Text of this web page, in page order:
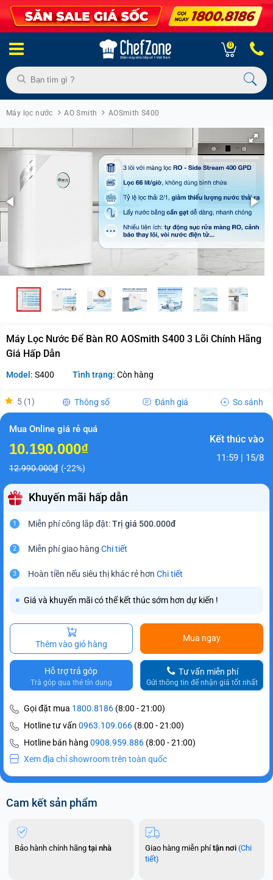
0
Máy lọc nước AO Smith AOSmith S400
Máy Lọc Nước Để Bàn RO AOSmith S400 3 Lõi Chính Hãng
Giá Hấp Dẫn
Model: S400 Tình trạng: Còn hàng
5 (1) Thông số Đánh giá So sánh
Mua Online giá rẻ quá
10.190.000₫
12.990.000₫ (-22%)
Kết thúc vào
11:59 | 15/8
Khuyến mãi hấp dẫn
1 Miễn phí công lắp đặt:Trị giá 500.000đ
2 Miễn phí giao hàng Chi tiết
3 Hoàn tiền nếu siêu thị khác rẻ hơn Chi tiết
Giá và khuyến mãi có thể kết thúc sớm hơn dự kiến !
Thêm vào giỏ hàng
Mua ngay
Hỗ trợ trả góp
Trả góp qua thẻ tín dụng
Tư vấn miễn phí
Gửi thông tin để nhận giá tốt nhất
Gọi đặt mua 1800.8186 (8:00 - 21:00)
Hotline tư vấn 0963.109.066 (8:00 - 21:00)
Hotline bán hàng 0908.959.886 (8:00 - 21:00)
Xem địa chỉ showroom trên toàn quốc
Cam kết sản phẩm
Bảo hành chính hãngtại nhà Giao hàng miễn phítận nơi (Chi
tiết)